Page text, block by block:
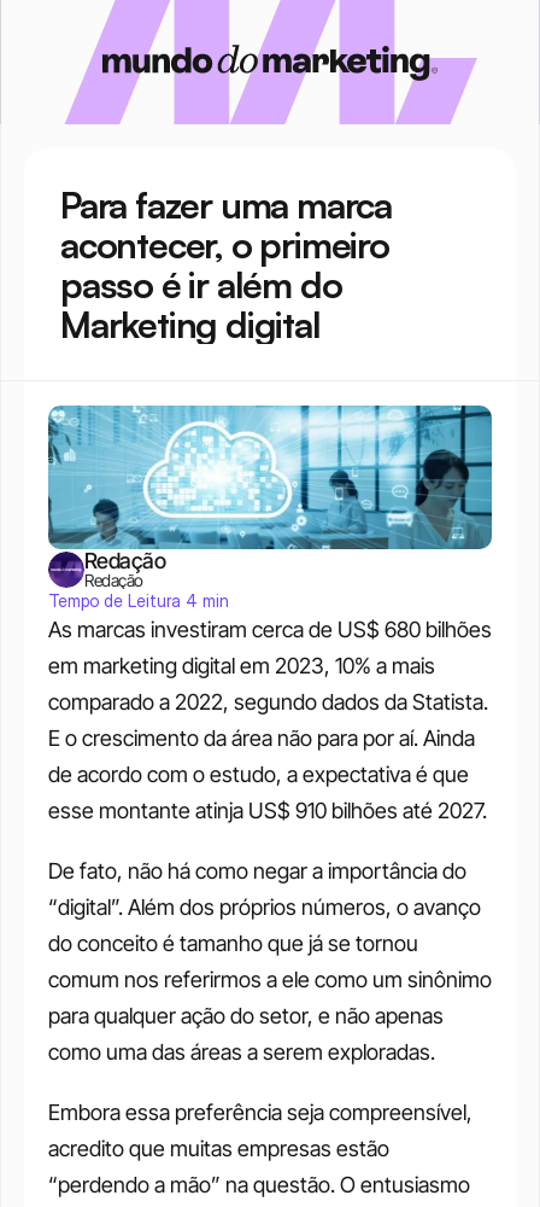
Para fazer uma marca
acontecer, o primeiro
passo é ir além do
Marketing digital
As marcas investiram cerca de US$ 680 bilhões
em marketing digital em 2023, 10% a mais
comparado a 2022, segundo dados da Statista.
E o crescimento da área não para por aí. Ainda
de acordo com o estudo, a expectativa é que
esse montante atinja US$ 910 bilhões até 2027.
De fato, não há como negar a importância do
“digital”. Além dos próprios números, o avanço
do conceito é tamanho que já se tornou
comum nos referirmos a ele como um sinônimo
para qualquer ação do setor, e não apenas
como uma das áreas a serem exploradas.
Embora essa preferência seja compreensível,
acredito que muitas empresas estão
“perdendo a mão” na questão. O entusiasmo
Redação
Redação
Tempo de Leitura 4 min